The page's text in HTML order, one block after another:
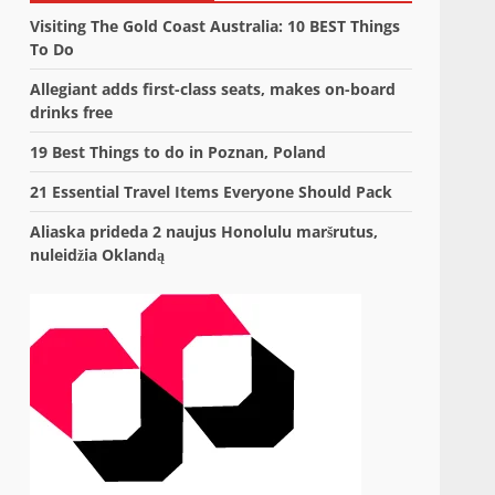
Visiting The Gold Coast Australia: 10 BEST Things
To Do
Allegiant adds first-class seats, makes on-board
drinks free
19 Best Things to do in Poznan, Poland
21 Essential Travel Items Everyone Should Pack
Aliaska prideda 2 naujus Honolulu maršrutus,
nuleidžia Oklandą